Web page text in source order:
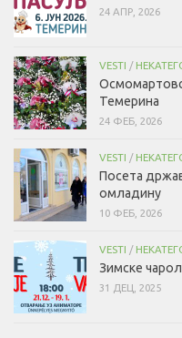
24 АПР, 2026
VESTI /
Темерина
24 ФЕБ, 2026
VESTI /
Посета
омладину
10 ФЕБ, 2026
VESTI /
Зимске
31 ДЕЦ, 2025